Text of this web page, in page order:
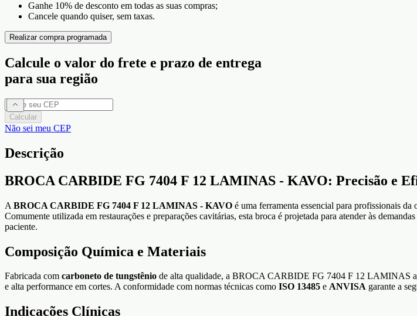
Ganhe 10% de desconto em todas as suas compras;
Cancele quando quiser, sem taxas.
Realizar compra programada
Calcule o valor do frete e prazo de entrega
para sua região
Calcular
Não sei meu CEP
Descrição
BROCA CARBIDE FG 7404 F 12 LAMINAS - KAVO: Precisão e
A BROCA CARBIDE FG 7404 F 12 LAMINAS - KAVO é uma ferramenta essencial para profissionais
Comumente utilizada em restaurações e preparações cavitárias, esta broca é projetada para atender às
paciente.
Composição Química e Materiais
Fabricada com carboneto de tungstênio de alta qualidade, a BROCA CARBIDE FG 7404 F 12 LAMINAS
e alta performance em cortes. A conformidade com normas técnicas como ISO 13485 e ANVISA garante a
Indicações Clínicas